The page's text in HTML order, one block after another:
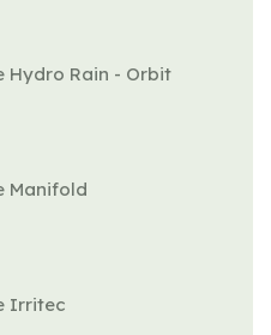
Hydro Rain - Orbit
Manifold
Irritec